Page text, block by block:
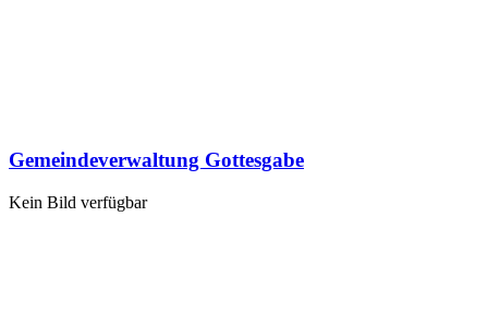
Gemeindeverwaltung Gottesgabe
Kein Bild verfügbar